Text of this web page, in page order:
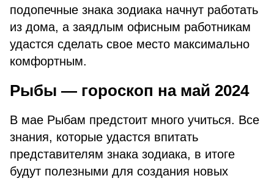
подопечные знака зодиака начнут работать
из дома, а заядлым офисным работникам
удастся сделать свое место максимально
комфортным.
Рыбы — гороскоп на май 2024
В мае Рыбам предстоит много учиться. Все
знания, которые удастся впитать
представителям знака зодиака, в итоге
будут полезными для создания новых